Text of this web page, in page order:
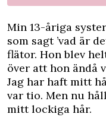
Min 13-åriga
som sagt ’vad är
flätor. Hon blev
över att hon ändå
Jag har haft mitt
var tio. Men nu
mitt lockiga hår.